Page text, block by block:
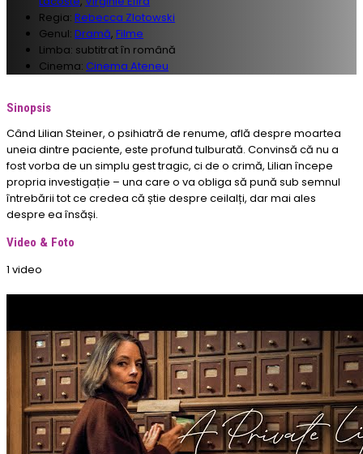
Regia: Rebecca Zlotowski
Genul: Dramă, Filme
Limba: subtitrat în română
Cinema: Cinema Ateneu
Sinopsis
Când Lilian Steiner, o psihiatră de renume, află despre moartea
uneia dintre paciente, este profund tulburată. Convinsă că nu a
fost vorba de un simplu gest tragic, ci de o crimă, Lilian începe
propria investigație – una care o va obliga să pună sub semnul
întrebării tot ce credea că știe despre ceilalți, dar mai ales
despre ea însăși.
Video & Foto
1 video